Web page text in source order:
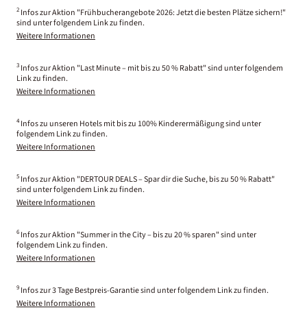
2 Infos zur Aktion "Frühbucherangebote 2026: Jetzt die besten Plätze sichern!"
sind unter folgendem Link zu finden.
Weitere Informationen
3 Infos zur Aktion "Last Minute – mit bis zu 50 % Rabatt" sind unter folgendem
Link zu finden.
Weitere Informationen
4 Infos zu unseren Hotels mit bis zu 100% Kinderermäßigung sind unter
folgendem Link zu finden.
Weitere Informationen
5 Infos zur Aktion "DERTOUR DEALS – Spar dir die Suche, bis zu 50 % Rabatt"
sind unter folgendem Link zu finden.
Weitere Informationen
6 Infos zur Aktion "Summer in the City – bis zu 20 % sparen" sind unter
folgendem Link zu finden.
Weitere Informationen
9 Infos zur 3 Tage Bestpreis-Garantie sind unter folgendem Link zu finden.
Weitere Informationen